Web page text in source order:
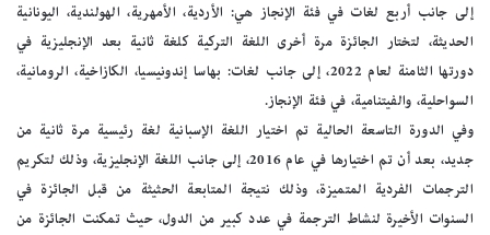
إلى جانب أربع لغات في فئة الإنجاز هي: الأردية، الأمهرية، الهولندية، اليونانية
الحديثة، لتختار الجائزة مرة أخرى اللغة التركية كلغة ثانية بعد الإنجليزية في
دورتها الثامنة لعام 2022، إلى جانب لغات: بهاسا إندونيسيا، الكازاخية، الرومانية،
السواحلية، والفيتنامية، في فئة الإنجاز.
وفي الدورة التاسعة الحالية تم اختيار اللغة الإسبانية لغة رئيسية مرة ثانية من
جديد، بعد أن تم اختيارها في عام 2016، إلى جانب اللغة الإنجليزية، وذلك لتكريم
الترجمات الفردية المتميزة، وذلك نتيجة المتابعة الحثيثة من قبل الجائزة في
السنوات الأخيرة لنشاط الترجمة في عدد كبير من الدول، حيث تمكنت الجائزة من